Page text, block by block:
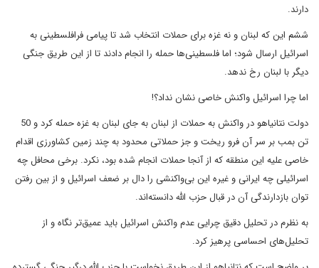
دارند.
ششم این که لبنان و نه غزه برای حملات انتخاب شد تا پیامی فرافلسطینی به
اسرائیل ارسال شود؛ اما فلسطینی‌ها حمله را انجام دادند تا از این طریق جنگی
دیگر با لبنان رخ ندهد.
اما چرا اسرائیل واکنش خاصی نشان نداد؟!
دولت نتانیاهو در واکنش به حملات از لبنان به جای لبنان به غزه حمله کرد و 50
تن بمب بر سر آن فرو ریخت و جز حملاتی محدود به چند زمین کشاورزی اقدام
خاصی علیه این منطقه که از آنجا حملات انجام شده بود، نکرد. برخی محافل چه
اسرائیلی چه ایرانی و غیره این بی‌واکنشی را دال بر ضعف اسرائیل و از بین رفتن
توان بازدارندگی آن در قبال حزب الله دانسته‌اند.
به نظرم در تحلیل دقیق چرایی عدم واکنش اسرائیل باید عمیق‌تر نگاه و از
تحلیل‌های احساسی پرهیز کرد.